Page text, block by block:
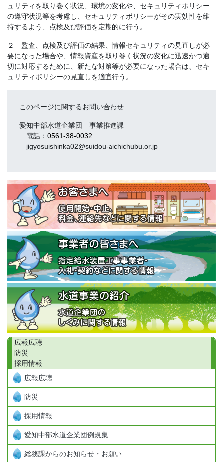
広報広聴
防災
採用情報
広報広聴
防災
採用情報
愛知中部水道企業団例規集
総務課からのお知らせ・お願い
ュリティを取り巻く状況、環境の変化や、セキュリティポリシー
の遵守状況等を考慮し、セキュリティポリシーがその実効性を維
持するよう、点検及び評価を定期的に行う。
２ 監査、点検及び評価の結果、情報セキュリティの見直しが必
要になった場合や、情報資産を取り巻く状況の変化に迅速かつ適
切に対応するために、新たな対策等が必要になった場合は、セキ
ュリティポリシーの見直しを適宜行う。
このページに関するお問い合わせ
愛知中部水道企業団 事業推進課
電話： 0561-38-0032
jigyosuishinka02@suidou-aichichubu.or.jp